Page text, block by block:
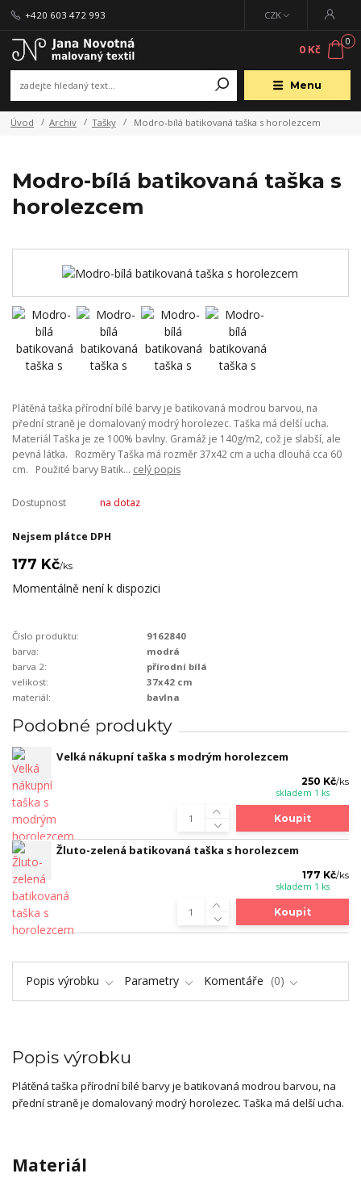
Menu
CZK
+420 603 472 993
0
0 Kč
Úvod Archiv Tašky Modro-bílá batikovaná taška s horolezcem
Modro-bílá batikovaná taška s
horolezcem
Plátěná taška přírodní bílé barvy je batikovaná modrou barvou, na
přední straně je domalovaný modrý horolezec. Taška má delší ucha.
Materiál Taška je ze 100% bavlny. Gramáž je 140g/m2, což je slabší, ale
pevná látka. Rozměry Taška má rozměr 37x42 cm a ucha dlouhá cca 60
cm. Použité barvy Batik... celý popis
Dostupnost na dotaz
Nejsem plátce DPH
177 Kč/ks
Momentálně není k dispozici
Číslo produktu:
9162840
barva:
modrá
barva 2:
přírodní bílá
velikost:
37x42 cm
materiál:
bavlna
Podobné produkty
Velká nákupní taška s modrým horolezcem
250 Kč/ks
skladem 1 ks
Koupit
Žluto-zelená batikovaná taška s horolezcem
177 Kč/ks
skladem 1 ks
Koupit
Popis výrobku Parametry Komentáře 0
Popis výrobku
Plátěná taška přírodní bílé barvy je batikovaná modrou barvou, na
přední straně je domalovaný modrý horolezec. Taška má delší ucha.
Materiál